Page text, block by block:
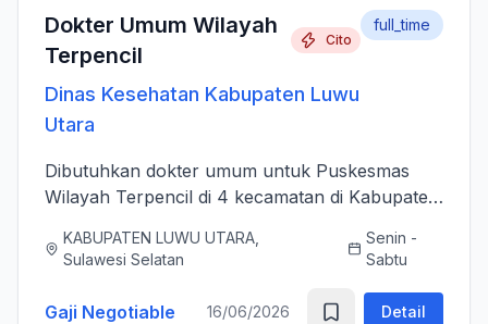
Dokter Umum Wilayah
Terpencil
Cito
Dinas Kesehatan Kabupaten Luwu
Utara
full_time
Dibutuhkan dokter umum untuk Puskesmas
Wilayah Terpencil di 4 kecamatan di Kabupaten
KABUPATEN LUWU UTARA,
Sulawesi Selatan
Senin -
Sabtu
Gaji Negotiable 16/06/2026 Detail